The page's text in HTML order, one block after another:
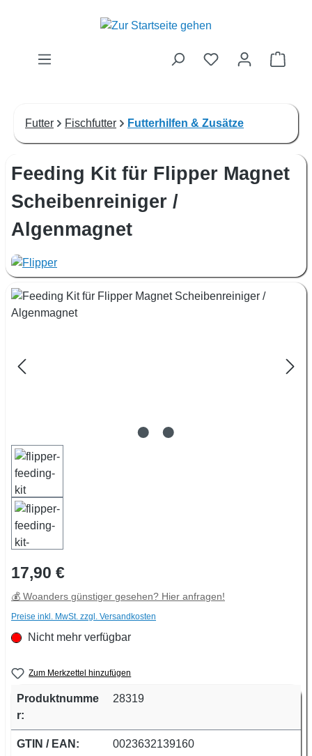
Zum Hauptinhalt springen
Futter Fischfutter Futterhilfen & Zusätze
Feeding Kit für Flipper Magnet
Scheibenreiniger /
Algenmagnet
Bildergalerie überspringen
Regulärer Preis:
17,90 €
💰 Woanders günstiger gesehen? Hier anfragen!
Preise inkl. MwSt. zzgl. Versandkosten
Nicht mehr verfügbar
Zum Merkzettel hinzufügen
Produktnumme
r:
28319
GTIN / EAN: 0023632139160